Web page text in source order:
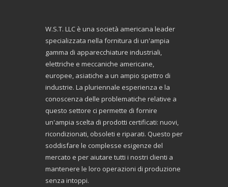
W.S.T. LLC è una società americana leader
specializzata nella fornitura di un'ampia
gamma di apparecchiature industriali,
elettriche e meccaniche americane,
europee, asiatiche a un ampio spettro di
industrie. La pluriennale esperienza e la
conoscenza delle problematiche relative a
questo settore ci permette di fornire
un'ampia scelta di prodotti certificati: nuovi,
ricondizionati, obsoleti e riparati. Questo per
soddisfare le complesse esigenze del
mercato e per aiutare tutti i nostri clienti a
mantenere le loro operazioni di produzione
senza intoppi.